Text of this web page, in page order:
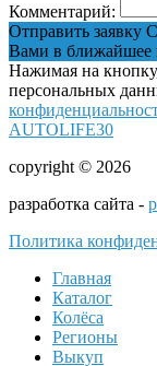
Комментарий:
Отправить заявку
Вами в ближайшее
Нажимая на
персональных
AUTOLIFE30
copyright © 2026
разработка сайта -
Политика
Главная
Каталог
Колёса
Регионы
Выкуп